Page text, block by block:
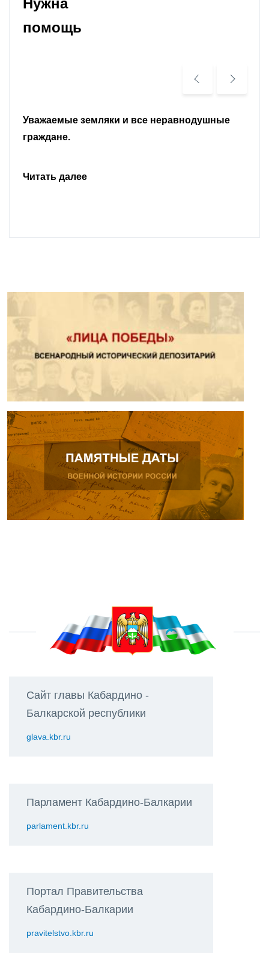
помощь
Уважаемые земляки и все неравнодушные
граждане.
Читать далее
Сайт главы Кабардино -
Балкарской республики
glava.kbr.ru
Парламент Кабардино-Балкарии
parlament.kbr.ru
Портал Правительства
Кабардино-Балкарии
pravitelstvo.kbr.ru